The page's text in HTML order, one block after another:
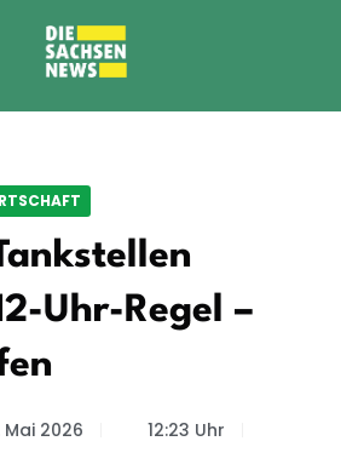
Uhr-Regel –
Mai 2026 12:23 Uhr